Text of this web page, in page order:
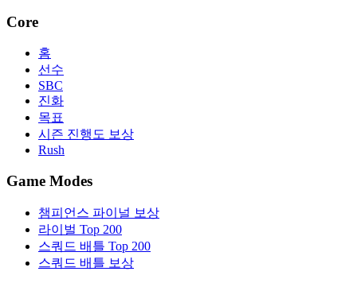
Core
홈
선수
SBC
진화
목표
시즌 진행도 보상
Rush
Game Modes
챔피언스 파이널 보상
라이벌 Top 200
스쿼드 배틀 Top 200
스쿼드 배틀 보상